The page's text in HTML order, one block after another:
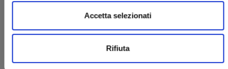
Accetta selezionati
Rifiuta
UNA RAGAZZA ALLA MODA - 50TH
ANNIVERSARY EDITION n. 1
29/04/2025